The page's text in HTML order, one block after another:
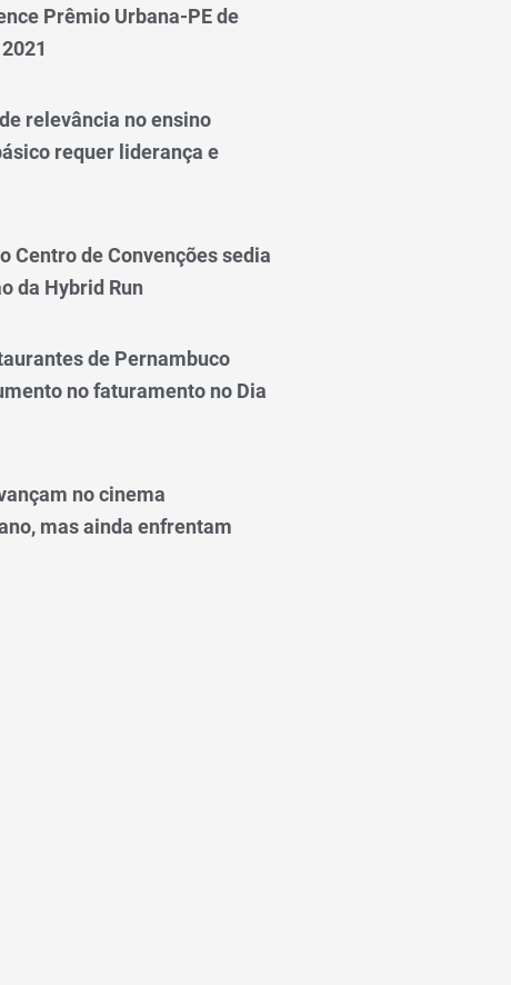
Prêmio Urbana-PE de
relevância no ensino
requer liderança e
Centro de Convenções sedia
da Hybrid Run
de Pernambuco
no faturamento no Dia
no cinema
mas ainda enfrentam